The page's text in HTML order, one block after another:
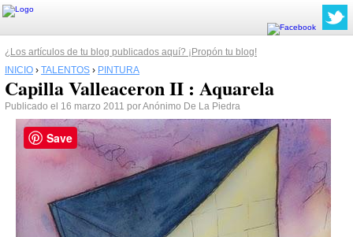
¿Los artículos de tu blog publicados aquí? ¡Propón tu blog!
INICIO › TALENTOS › PINTURA
Capilla Valleaceron II : Aquarela
Publicado el 16 marzo 2011 por Anónimo De La Piedra
Save